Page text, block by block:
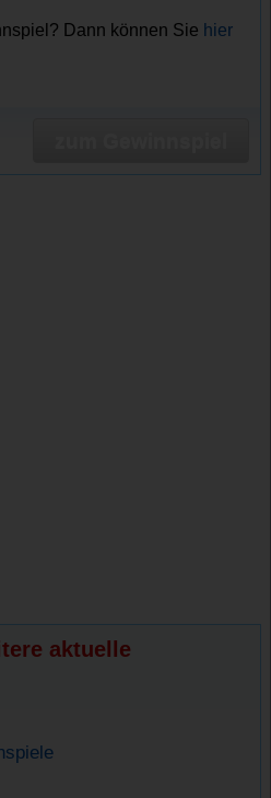
Dann können Sie hier
aktuelle